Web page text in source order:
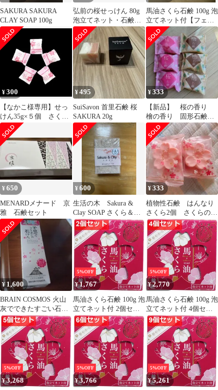
SAKURA SAKURA
CLAY SOAP 100g
弘前の桜せっけん 80g
泡立てネット・石鹸受
皿付
馬油さくら石鹸 100g 泡
立てネット付【フェニ
ックス 】おまとめ買い
4個セット
¥300
【なかこ様専用】せっ
けん35g×５個 さく
ら 香り バラエテ
ィ ソープ
¥495
SuiSavon 首里石鹸 桜
SAKURA 20g
¥333
【新品】 桜の香り
檜の香り 固形石鹸
SHOWA化粧石鹸
¥650
MENARDメナード 京
雅 石鹸セット
¥600
生活の木 Sakura &
Clay SOAP さくら＆ク
レイソープ
¥333
植物性石鹸 はんなり
さくら2個 さくらの香
り
¥ 1,600
BRAIN COSMOS 火山
灰でできたすごい石け
ん Sakura
5%OFF
¥1,767
馬油さくら石鹸 100g 泡
立てネット付 2個セッ
ト まとめ売り
5%OFF
¥2,770
馬油さくら石鹸 100g 泡
立てネット付 4個セッ
ト まとめ売り
5%OFF
¥3,268
5%OFF
¥3,766
5%OFF
¥5,261